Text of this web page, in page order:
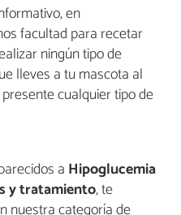
en
facultad para recetar
ningún tipo de
lleves a tu mascota al
cualquier tipo de
a Hipoglucemia
y tratamiento, te
nuestra categoría de